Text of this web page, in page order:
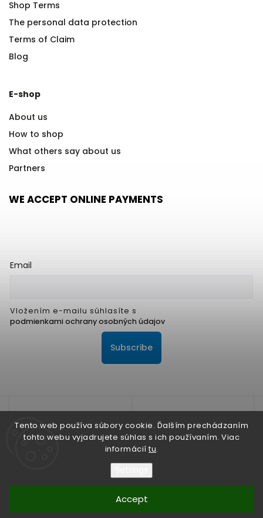
Tento web používa súbory cookie. Ďalším prechádzaním
tohto webu vyjadrujete súhlas s ich používaním. Viac
informácií tu.
Accept
Shop Terms
The personal data protection
Terms of Claim
Blog
E-shop
About us
How to shop
What others say about us
Partners
WE ACCEPT ONLINE PAYMENTS
Email
Vložením e-mailu súhlasíte s
podmienkami ochrany osobných údajov
Subscribe
ALPIS Shop. All rights reserved.
Na zlepšenie našich služieb používame cookies. O ich
používaní a možnostiach nastavenia sa dozviete viac v